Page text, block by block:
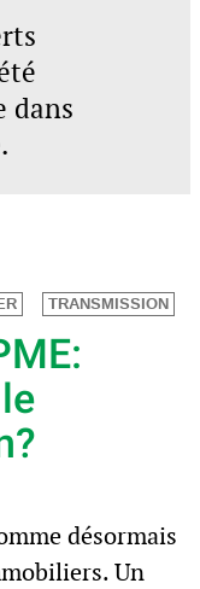
dans
TRANSMISSION
désormais
Un